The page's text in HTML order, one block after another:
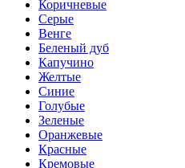
Коричневые
Серые
Венге
Беленый дуб
Капучино
Желтые
Синие
Голубые
Зеленые
Оранжевые
Красные
Кремовые